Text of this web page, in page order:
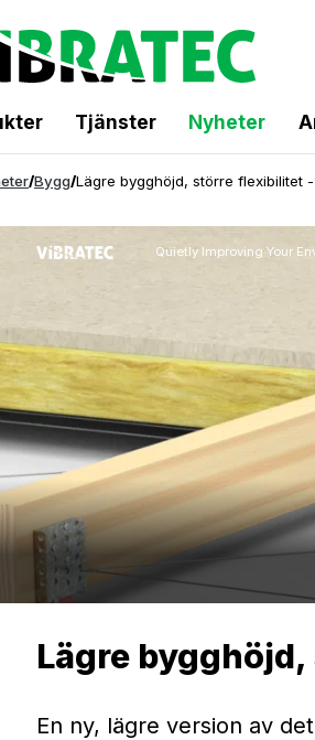
Tjänster Nyheter
/Bygg/Lägre bygghöjd, större flexibilitet
Quietly Improving Your
Lägre
En ny, lägre version av